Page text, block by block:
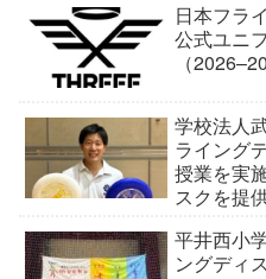
日本フラ
公式ユニ
（
学校法人
ライング
授業を実
スクを提
平井西小
ングディ